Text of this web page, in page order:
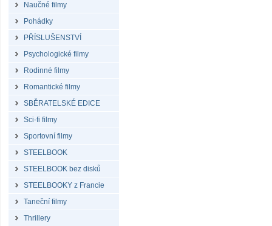
Naučné filmy
Pohádky
PŘÍSLUŠENSTVÍ
Psychologické filmy
Rodinné filmy
Romantické filmy
SBĚRATELSKÉ EDICE
Sci-fi filmy
Sportovní filmy
STEELBOOK
STEELBOOK bez disků
STEELBOOKY z Francie
Taneční filmy
Thrillery